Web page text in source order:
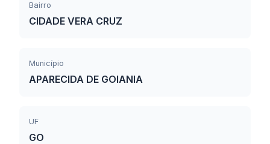
Bairro
CIDADE VERA CRUZ
Município
APARECIDA DE GOIANIA
UF
GO